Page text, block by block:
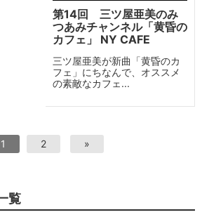
第14回 三ツ屋亜美のみ
つあみチャンネル「黄昏の
カフェ」 NY CAFE
三ツ屋亜美が新曲「黄昏のカ
フェ」にちなんで、オススメ
の素敵なカフェ...
1 2 »
覧